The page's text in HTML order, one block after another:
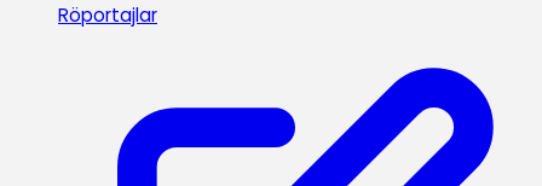
Röportajlar